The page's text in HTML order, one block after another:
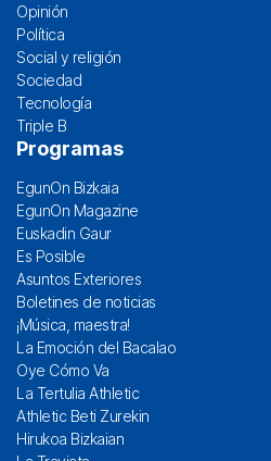
Opinión
Política
Social y religión
Sociedad
Tecnología
Triple B
Programas
EgunOn Bizkaia
EgunOn Magazine
Euskadin Gaur
Es Posible
Asuntos Exteriores
Boletines de noticias
¡Música, maestra!
La Emoción del Bacalao
Oye Cómo Va
La Tertulia Athletic
Athletic Beti Zurekin
Hirukoa Bizkaian